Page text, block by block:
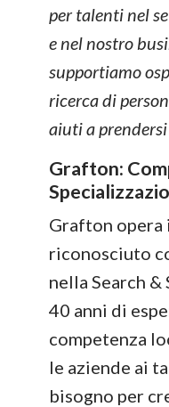
per talenti nel
e nel nostro
supportiamo
ricerca di
aiuti a
Grafton:
Grafton opera
riconosciuto
nella Search
40 anni di
competenza
le aziende ai
bisogno per